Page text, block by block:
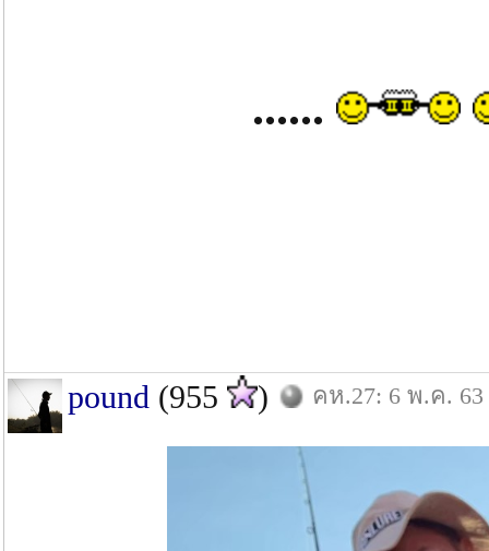
......
pound (955 ) คห.27: 6 พ.ค. 63